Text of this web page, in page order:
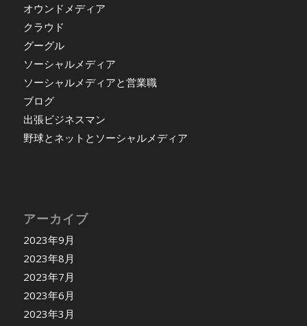
オウンドメディア
クラウド
グーグル
ソーシャルメディア
ソーシャルメディアと営業職
ブログ
出張ビジネスマン
野球とネットとソーシャルメディア
アーカイブ
2023年9月
2023年8月
2023年7月
2023年6月
2023年3月